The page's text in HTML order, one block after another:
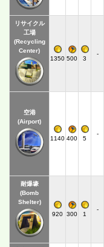
リサイクル
工場
(Recycling
Center)
1350 500 3
-
空港
(Airport)
1140 400 5
-
耐爆壕
(Bomb
Shelter)
920 300 1
-